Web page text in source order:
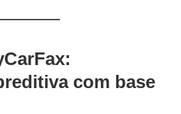
com base